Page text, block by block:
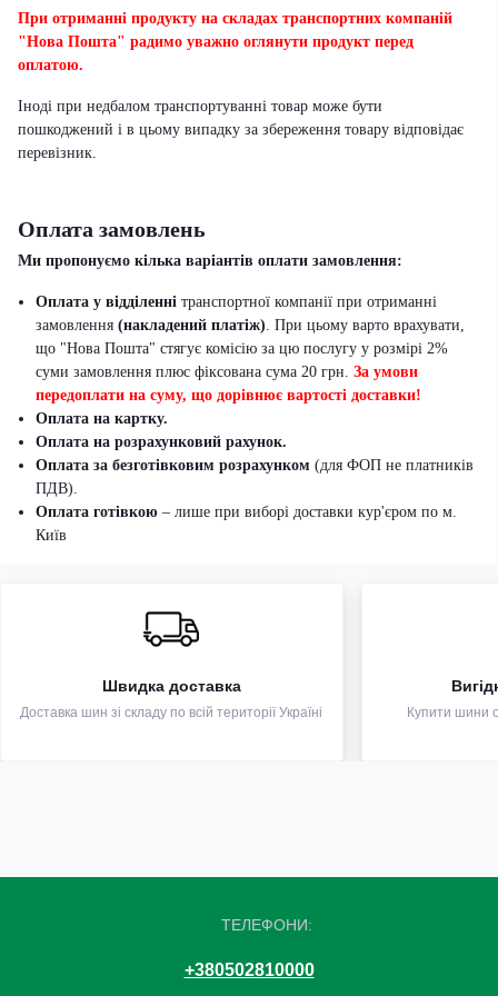
При отриманні продукту на складах транспортних компаній
"Нова Пошта" радимо уважно оглянути продукт перед
оплатою.
Іноді при недбалом транспортуванні товар може бути
пошкоджений і в цьому випадку за збереження товару відповідає
перевізник.
Оплата замовлень
Ми пропонуємо кілька варіантів оплати замовлення:
Оплата у відділенні транспортної компанії при отриманні
замовлення (накладений платіж). При цьому варто врахувати,
що "Нова Пошта" стягує комісію за цю послугу у розмірі 2%
суми замовлення плюс фіксована сума 20 грн. За умови
передоплати на суму, що дорівнює вартості доставки!
Оплата на картку.
Оплата на розрахунковий рахунок.
Оплата за безготівковим розрахунком (для ФОП не платників
ПДВ).
Оплата готівкою – лише при виборі доставки кур'єром по м.
Київ
Швидка доставка
Доставка шин зі складу по всій території Україні Купити шини
ТЕЛЕФОНИ:
+380502810000